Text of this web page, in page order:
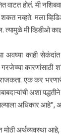
वाटत होतं. मी
नव्हते. मला
मी व्हिडीओ
अवघ्या काही
कारणांसाठी
एक कर
अशा
अधिकार आहे",
अर्थव्यवस्था